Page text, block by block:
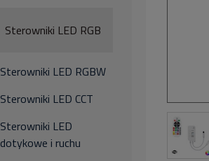
Sterowniki LED RGB
Sterowniki LED RGBW
Sterowniki LED CCT
Sterowniki LED
dotykowe i ruchu